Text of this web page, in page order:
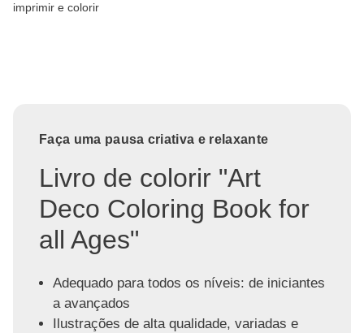
imprimir e colorir
Faça uma pausa criativa e relaxante
Livro de colorir "Art
Deco Coloring Book for
all Ages"
Adequado para todos os níveis: de iniciantes
a avançados
Ilustrações de alta qualidade, variadas e